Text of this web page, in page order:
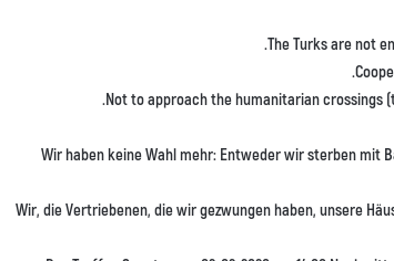
Wir haben keine Wahl mehr: Entweder wir sterben mit
Wir, die Vertriebenen, die wir gezwungen haben, unsere